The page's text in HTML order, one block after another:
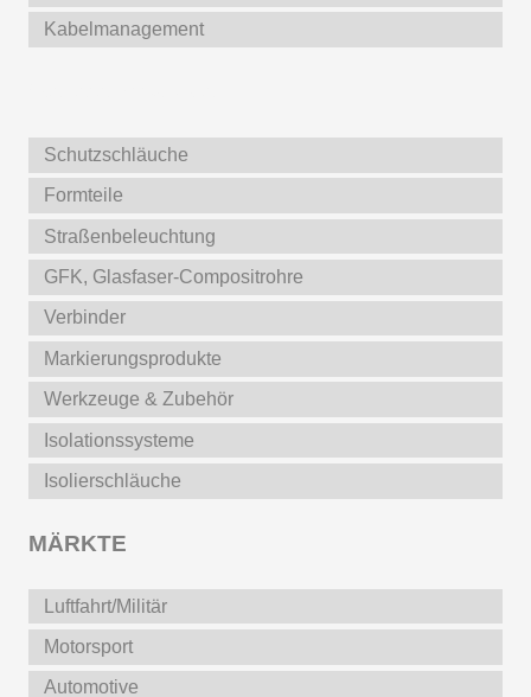
Kabelmanagement
Schutzschläuche
Formteile
Straßenbeleuchtung
GFK, Glasfaser-Compositrohre
Verbinder
Markierungsprodukte
Werkzeuge & Zubehör
Isolationssysteme
Isolierschläuche
MÄRKTE
Luftfahrt/Militär
Motorsport
Automotive